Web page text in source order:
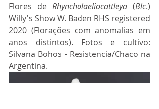
Flores de Rhyncholaeliocattleya (Blc.)
Willy's Show W. Baden RHS registered
2020 (Florações com anomalias em
anos distintos). Fotos e cultivo:
Silvana Bohos - Resistencia/Chaco na
Argentina.